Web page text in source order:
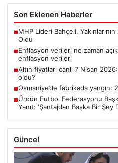
Son Eklenen Haberler
■MHP Lideri Bahçeli,
Oldu
■Enflasyon verileri ne zaman
enflasyon verileri
■Altın fiyatları canlı 7 Nisan
oldu?
■Osmaniye’de fabrikada yangın:
■Ürdün Futbol Federasyonu
Yanıt: ‘Şantajdan Başka Bir Şey
Güncel